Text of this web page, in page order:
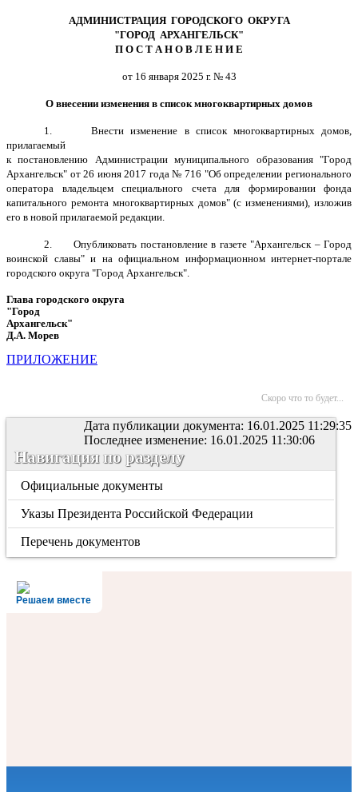
АДМИНИСТРАЦИЯ ГОРОДСКОГО ОКРУГА
"ГОРОД АРХАНГЕЛЬСК"
П О С Т А Н О В Л Е Н И Е
от 16 января 2025 г. № 43
О внесении изменения в список многоквартирных домов
1. Внести изменение в список многоквартирных домов,
прилагаемый
к постановлению Администрации муниципального образования "Город
Архангельск" от 26 июня 2017 года № 716 "Об определении регионального
оператора владельцем специального счета для формировании фонда
капитального ремонта многоквартирных домов" (с изменениями), изложив
его в новой прилагаемой редакции.
2. Опубликовать постановление в газете "Архангельск – Город
воинской славы" и на официальном информационном интернет-портале
городского округа "Город Архангельск".
Глава городского округа
"Город
Архангельск"
Д.А. Морев
ПРИЛОЖЕНИЕ
Скоро что то будет...
Дата публикации документа: 16.01.2025 11:29:35
Последнее изменение: 16.01.2025 11:30:06
Навигация по разделу
Официальные документы
Указы Президента Российской Федерации
Перечень документов
Решаем вместе